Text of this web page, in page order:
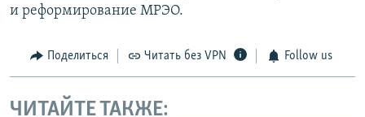
и реформирование МРЭО.
Поделиться Читать без VPN Follow us
ЧИТАЙТЕ ТАКЖЕ: